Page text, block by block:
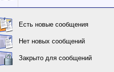
Есть новые сообщения
Нет новых сообщений
Закрыто для сообщений